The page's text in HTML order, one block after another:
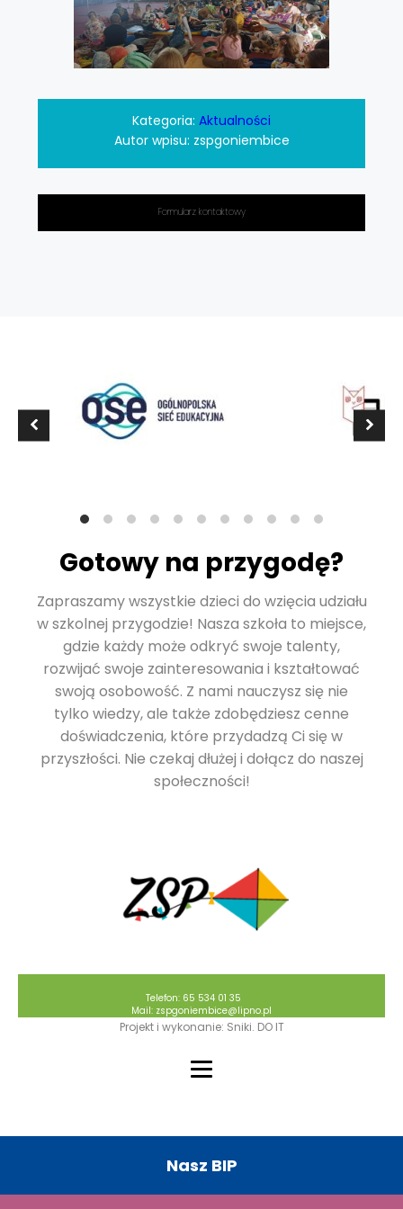
Kategoria: Aktualności
Autor wpisu: zspgoniembice
Formularz kontaktowy
Gotowy na przygodę?
Zapraszamy wszystkie dzieci do wzięcia udziału
w szkolnej przygodzie! Nasza szkoła to miejsce,
gdzie każdy może odkryć swoje talenty,
rozwijać swoje zainteresowania i kształtować
swoją osobowość. Z nami nauczysz się nie
tylko wiedzy, ale także zdobędziesz cenne
doświadczenia, które przydadzą Ci się w
przyszłości. Nie czekaj dłużej i dołącz do naszej
społeczności!
Telefon: 65 534 01 35
Mail: zspgoniembice@lipno.pl
Projekt i wykonanie: Sniki. DO IT
Nasz BIP